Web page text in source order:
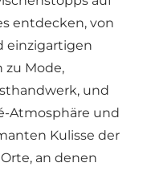
entdecken, von
einzigartigen
zu Mode,
und
Atmosphäre und
Kulisse der
an denen